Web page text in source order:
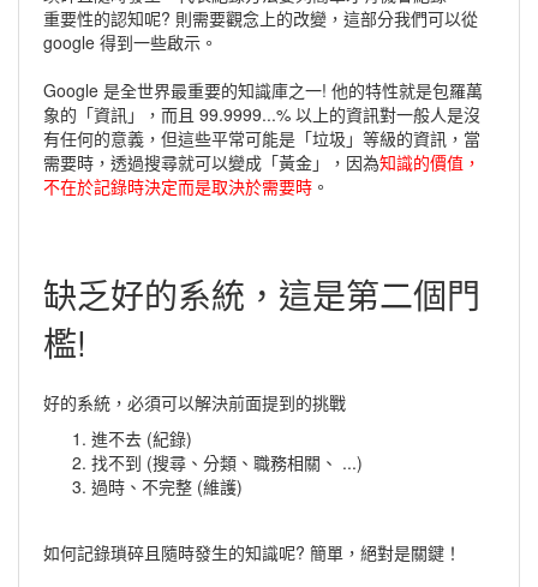
重要性的認知呢? 則需要觀念上的改變，這部分我們可以從
google 得到一些啟示。
Google 是全世界最重要的知識庫之一! 他的特性就是包羅萬
象的「資訊」，而且 99.9999...% 以上的資訊對一般人是沒
有任何的意義，但這些平常可能是「垃圾」等級的資訊，當
需要時，透過搜尋就可以變成「黃金」，因為知識的價值，
不在於記錄時決定而是取決於需要時 。
缺乏好的系統，這是第二個門
檻!
好的系統，必須可以解決前面提到的挑戰
進不去 (紀錄)
找不到 (搜尋、分類、職務相關、 ...)
過時、不完整 (維護)
如何記錄瑣碎且隨時發生的知識呢? 簡單，絕對是關鍵！